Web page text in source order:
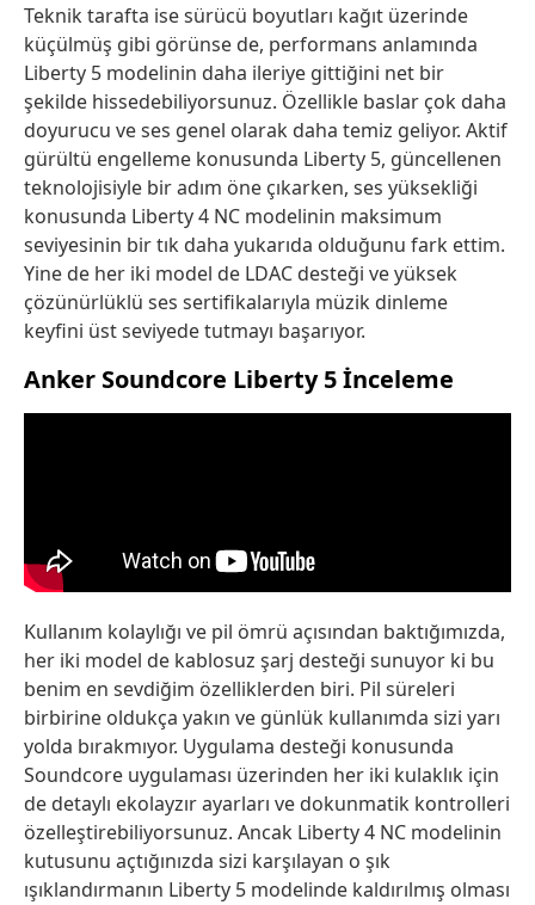
Teknik tarafta ise sürücü boyutları kağıt üzerinde
küçülmüş gibi görünse de, performans anlamında
Liberty 5 modelinin daha ileriye gittiğini net bir
şekilde hissedebiliyorsunuz. Özellikle baslar çok daha
doyurucu ve ses genel olarak daha temiz geliyor. Aktif
gürültü engelleme konusunda Liberty 5, güncellenen
teknolojisiyle bir adım öne çıkarken, ses yüksekliği
konusunda Liberty 4 NC modelinin maksimum
seviyesinin bir tık daha yukarıda olduğunu fark ettim.
Yine de her iki model de LDAC desteği ve yüksek
çözünürlüklü ses sertifikalarıyla müzik dinleme
keyfini üst seviyede tutmayı başarıyor.
Anker Soundcore Liberty 5 İnceleme
Kullanım kolaylığı ve pil ömrü açısından baktığımızda,
her iki model de kablosuz şarj desteği sunuyor ki bu
benim en sevdiğim özelliklerden biri. Pil süreleri
birbirine oldukça yakın ve günlük kullanımda sizi yarı
yolda bırakmıyor. Uygulama desteği konusunda
Soundcore uygulaması üzerinden her iki kulaklık için
de detaylı ekolayzır ayarları ve dokunmatik kontrolleri
özelleştirebiliyorsunuz. Ancak Liberty 4 NC modelinin
kutusunu açtığınızda sizi karşılayan o şık
ışıklandırmanın Liberty 5 modelinde kaldırılmış olması